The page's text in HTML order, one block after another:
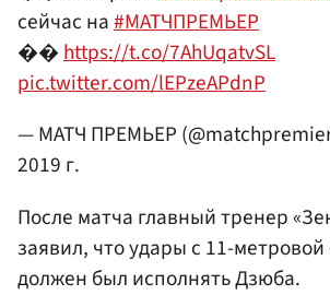
сейчас на#МАТЧПРЕМЬЕР
��https://t.co/7AhUqatvSL
pic.twitter.com/lEPzeAPdnP
— МАТЧ ПРЕМЬЕР
2019 г.
После матча главный тренер
заявил, что удары с 11-
должен был исполнять Дзюба.